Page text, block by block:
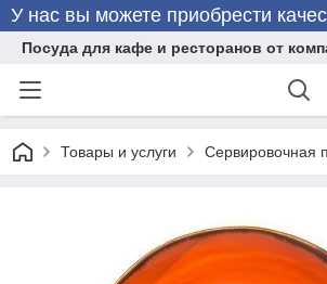
У нас вы можете приобрести
Посуда для кафе и ресторанов от
Товары и услуги Сервировочная